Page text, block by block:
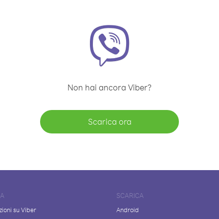
Non hai ancora Viber?
Scarica ora
su Viber
SCARICA
Android